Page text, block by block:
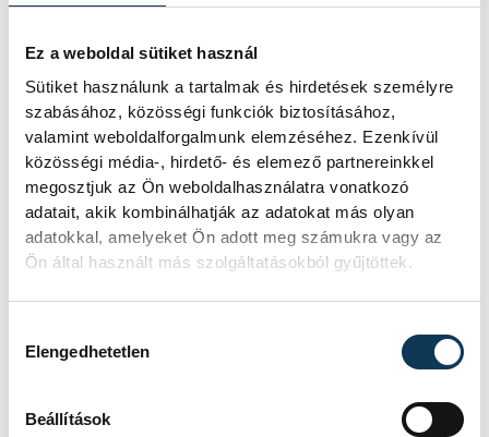
Ez a weboldal sütiket használ
Sütiket használunk a tartalmak és hirdetések személyre
szabásához, közösségi funkciók biztosításához,
valamint weboldalforgalmunk elemzéséhez. Ezenkívül
közösségi média-, hirdető- és elemező partnereinkkel
megosztjuk az Ön weboldalhasználatra vonatkozó
adatait, akik kombinálhatják az adatokat más olyan
adatokkal, amelyeket Ön adott meg számukra vagy az
Ön által használt más szolgáltatásokból gyűjtöttek.
Elengedhetetlen
Beállítások
patikában.
A cím Szabó Balázs Bandája Bujkáló című
dalából idézet.
Hétvezér véleménycikk
SZERZŐ